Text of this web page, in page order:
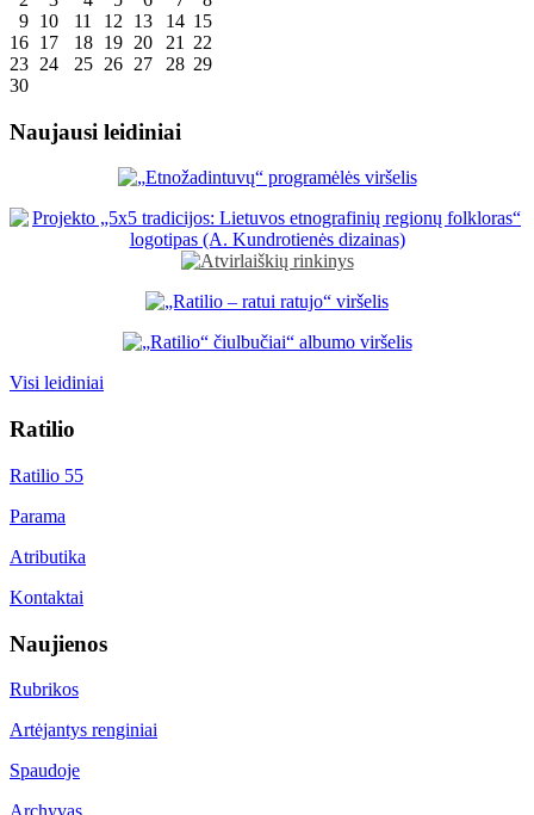
9 10 11 12 13 14 15
16 17 18 19 20 21
22
23 24 25 26 27 28 29
30
Naujausi leidiniai
Visi leidiniai
Ratilio
Ratilio 55
Parama
Atributika
Kontaktai
Naujienos
Rubrikos
Artėjantys renginiai
Spaudoje